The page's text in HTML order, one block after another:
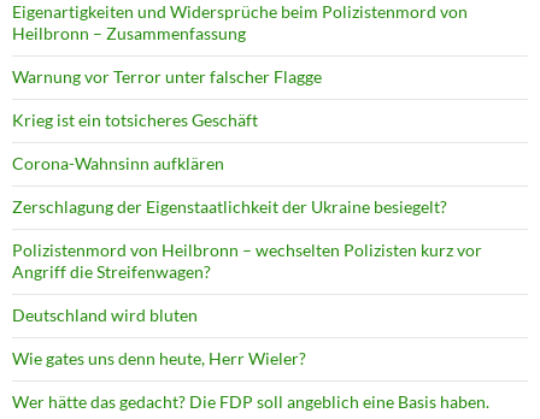
Eigenartigkeiten und Widersprüche beim Polizistenmord von
Heilbronn – Zusammenfassung
Warnung vor Terror unter falscher Flagge
Krieg ist ein totsicheres Geschäft
Corona-Wahnsinn aufklären
Zerschlagung der Eigenstaatlichkeit der Ukraine besiegelt?
Polizistenmord von Heilbronn – wechselten Polizisten kurz vor
Angriff die Streifenwagen?
Deutschland wird bluten
Wie gates uns denn heute, Herr Wieler?
Wer hätte das gedacht? Die FDP soll angeblich eine Basis haben.